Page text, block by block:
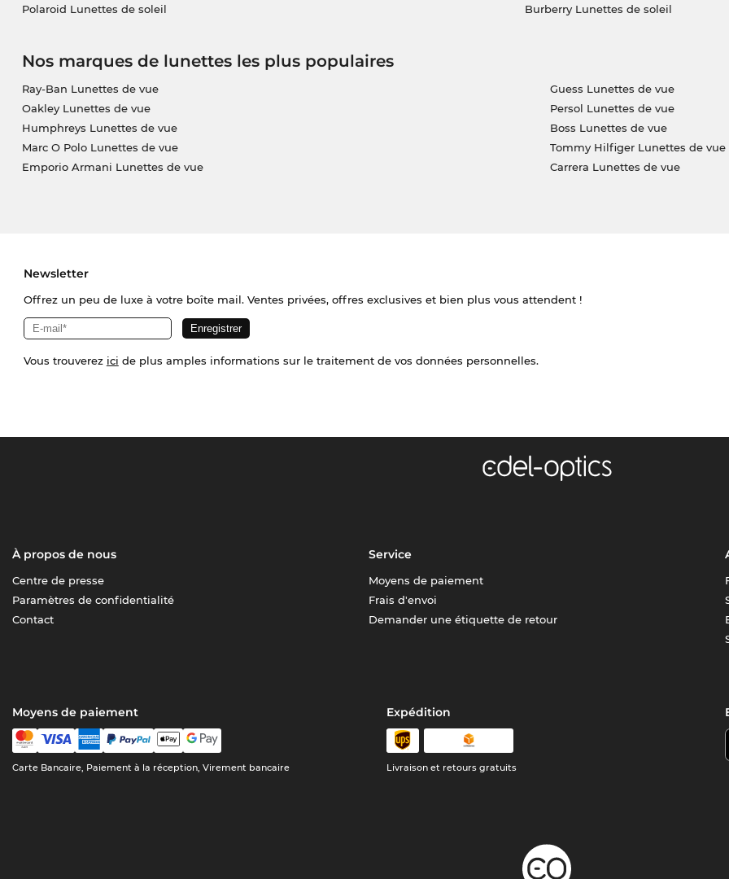
Polaroid Lunettes de soleil
Burberry Lunettes de soleil
Nos marques de lunettes les plus populaires
Ray-Ban Lunettes de vue
Oakley Lunettes de vue
Humphreys Lunettes de vue
Marc O Polo Lunettes de vue
Emporio Armani Lunettes de vue
Guess Lunettes de vue
Persol Lunettes de vue
Boss Lunettes de vue
Tommy Hilfiger Lunettes de vue
Carrera Lunettes de vue
Newsletter
Offrez un peu de luxe à votre boîte mail. Ventes privées, offres exclusives et bien plus vous attendent !
Vous trouverez ici de plus amples informations sur le traitement de vos données personnelles.
À propos de nous
Centre de presse
Paramètres de confidentialité
Contact
Service
Moyens de paiement
Frais d'envoi
Demander une étiquette de retour
Moyens de paiement
Carte Bancaire, Paiement à la réception, Virement bancaire
Expédition
Livraison et retours gratuits